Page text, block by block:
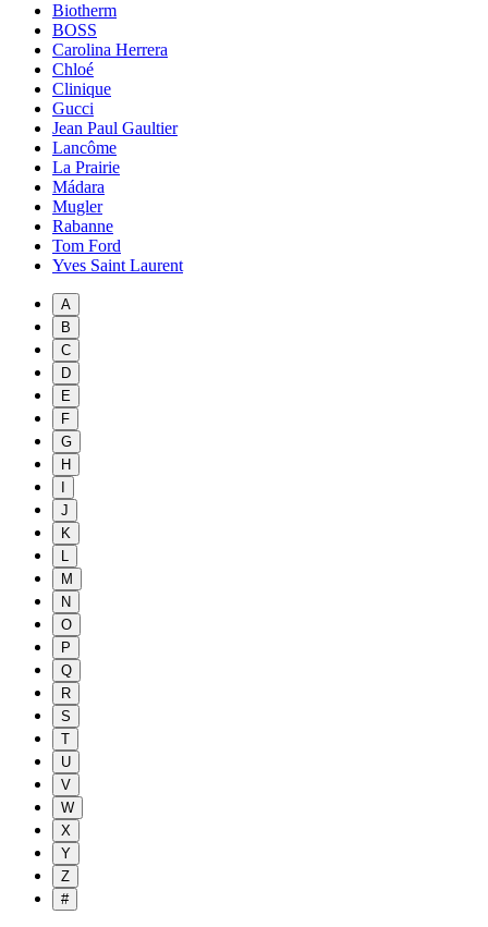
Biotherm
BOSS
Carolina Herrera
Chloé
Clinique
Gucci
Jean Paul Gaultier
Lancôme
La Prairie
Mádara
Mugler
Rabanne
Tom Ford
Yves Saint Laurent
A
B
C
D
E
F
G
H
J
K
L
M
N
O
P
Q
R
S
T
U
V
W
X
Y
Z
#